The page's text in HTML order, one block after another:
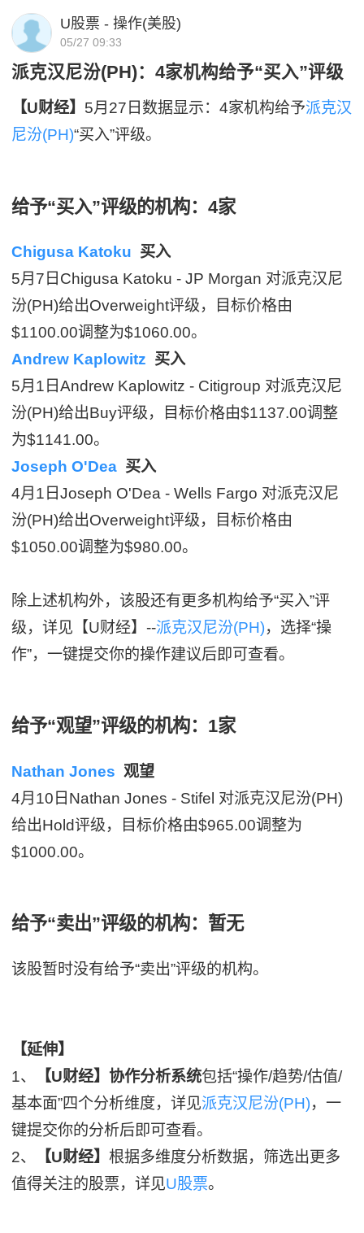
U股票 - 操作(美股)
05/27 09:33
派克汉尼汾(PH)：4家机构给予“买入”评级
【U财经】 5月27日数据显示：4家机构给予派克汉
尼汾(PH)“买入”评级。
给予“买入”评级的机构：4家
Chigusa Katoku 买入
5月7日Chigusa Katoku - JP Morgan 对派克汉尼
汾(PH)给出Overweight评级，目标价格由
$1100.00调整为$1060.00。
Andrew Kaplowitz 买入
5月1日Andrew Kaplowitz - Citigroup 对派克汉尼
汾(PH)给出Buy评级，目标价格由$1137.00调整
为$1141.00。
Joseph O'Dea 买入
4月1日Joseph O'Dea - Wells Fargo 对派克汉尼
汾(PH)给出Overweight评级，目标价格由
$1050.00调整为$980.00。
除上述机构外，该股还有更多机构给予“买入”评
级，详见【U财经】--派克汉尼汾(PH)，选择“操
作”，一键提交你的操作建议后即可查看。
给予“观望”评级的机构：1家
Nathan Jones 观望
4月10日Nathan Jones - Stifel 对派克汉尼汾(PH)
给出Hold评级，目标价格由$965.00调整为
$1000.00。
给予“卖出”评级的机构：暂无
该股暂时没有给予“卖出”评级的机构。
【延伸】
1、
【U财经】协作分析系统包括“操作/趋势/估值/
基本面”四个分析维度，详见派克汉尼汾(PH)，一
键提交你的分析后即可查看。
2、
【U财经】根据多维度分析数据，筛选出更多
值得关注的股票，详见U股票。